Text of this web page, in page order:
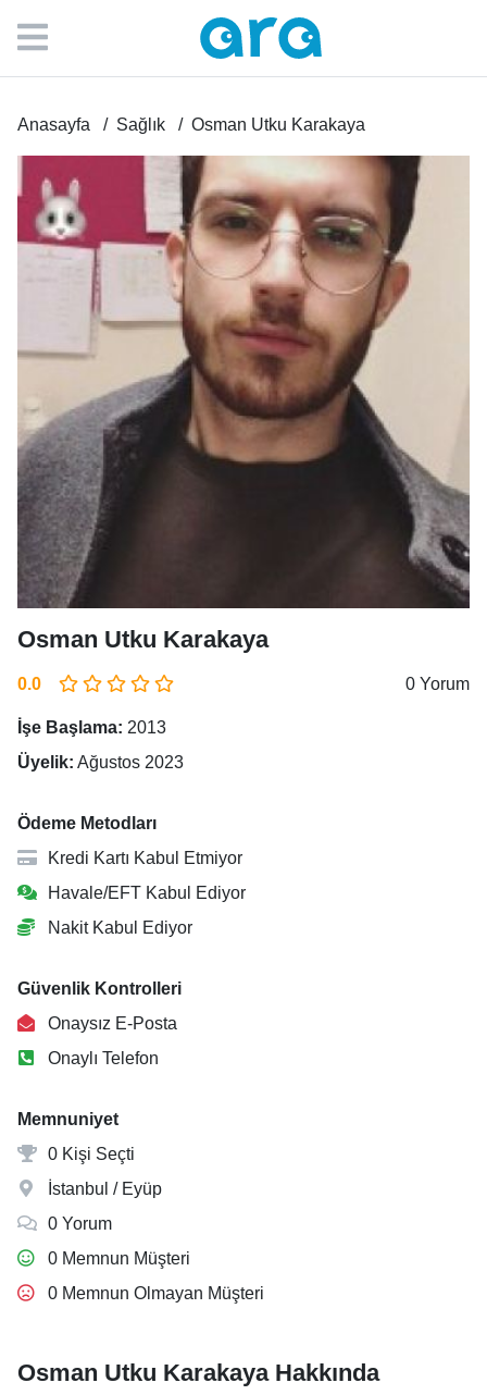
Anasayfa Sağlık Osman Utku Karakaya
Osman Utku Karakaya
0.0 0 Yorum
İşe Başlama: 2013
Üyelik: Ağustos 2023
Ödeme Metodları
Kredi Kartı Kabul Etmiyor
Havale/EFT Kabul Ediyor
Nakit Kabul Ediyor
Güvenlik Kontrolleri
Onaysız E-Posta
Onaylı Telefon
Memnuniyet
0 Kişi Seçti
İstanbul / Eyüp
0 Yorum
0 Memnun Müşteri
0 Memnun Olmayan Müşteri
Osman Utku Karakaya Hakkında